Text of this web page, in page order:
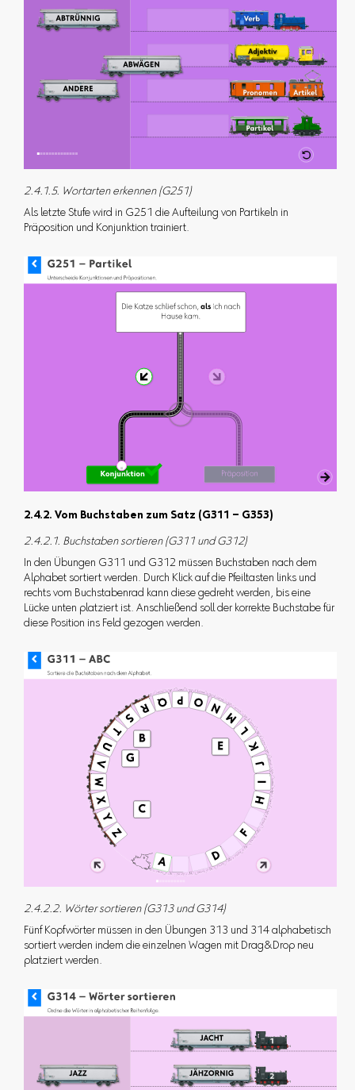
2.4.1.5. Wortarten erkennen (G251)
Als letzte Stufe wird in G251 die Aufteilung von Partikeln in
Präposition und Konjunktion trainiert.
2.4.2. Vom Buchstaben zum Satz (G311 – G353)
2.4.2.1. Buchstaben sortieren (G311 und G312)
In den Übungen G311 und G312 müssen Buchstaben nach dem
Alphabet sortiert werden. Durch Klick auf die Pfeiltasten links und
rechts vom Buchstabenrad kann diese gedreht werden, bis eine
Lücke unten platziert ist. Anschließend soll der korrekte Buchstabe für
diese Position ins Feld gezogen werden.
2.4.2.2. Wörter sortieren (G313 und G314)
Fünf Kopfwörter müssen in den Übungen 313 und 314 alphabetisch
sortiert werden indem die einzelnen Wagen mit Drag&Drop neu
platziert werden.